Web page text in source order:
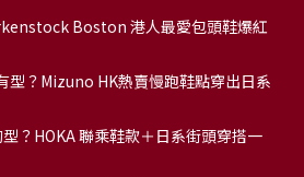
Boston 港人最愛包頭鞋爆紅
型？Mizuno HK熱賣慢跑鞋點穿出日系
？HOKA 聯乘鞋款＋日系街頭穿搭一